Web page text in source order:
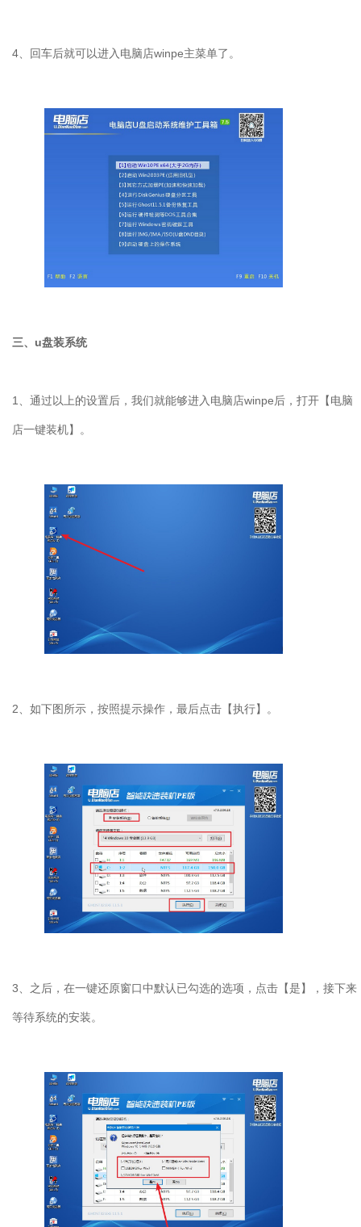
4 、回车后就可以进入电脑店winpe主菜单了。
三、 u盘装系统
1 、通过以上的设置后，我们就能够进入电脑店winpe后，打开【电脑
店一键装机】。
2 、如下图所示，按照提示操作，最后点击【执行】。
3 、之后，在一键还原窗口中默认已勾选的选项，点击【是】，接下来
等待系统的安装。